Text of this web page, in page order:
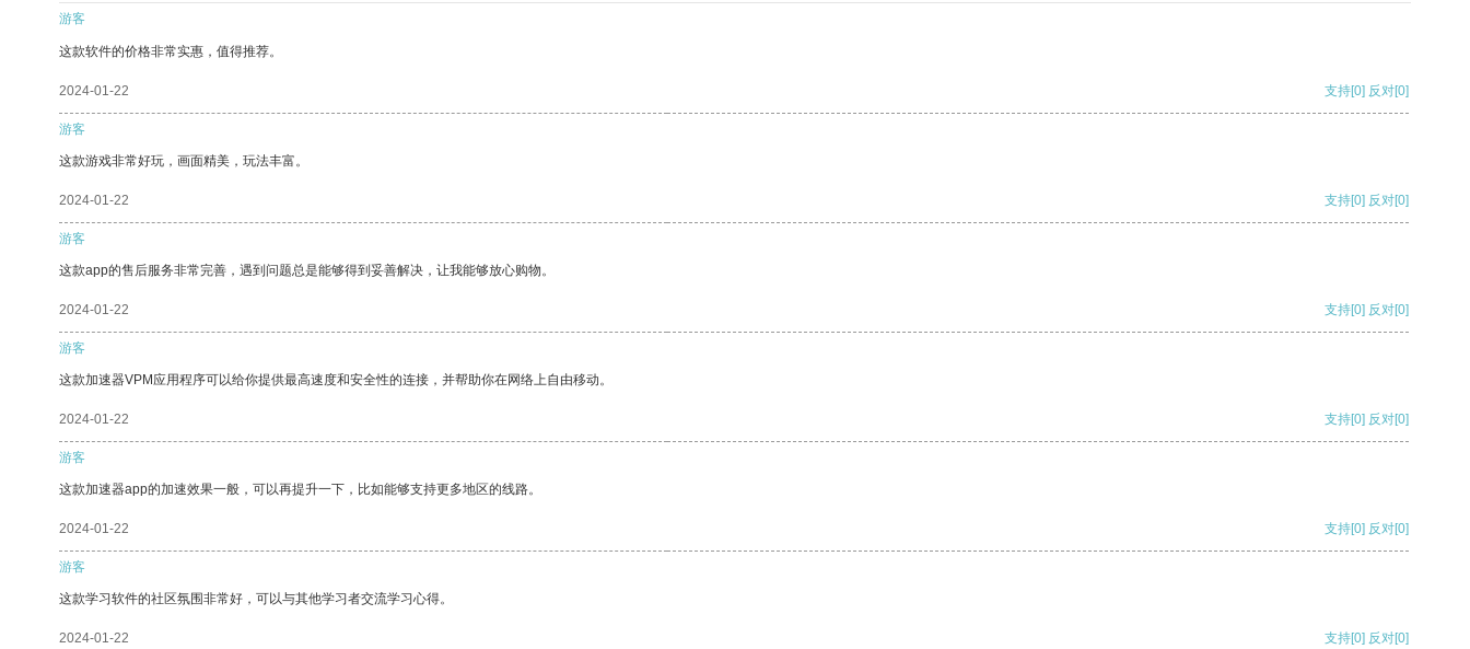
游客
这款软件的价格非常实惠，值得推荐。
2024-01-22 支持[0] 反对[0]
游客
这款游戏非常好玩，画面精美，玩法丰富。
2024-01-22 支持[0] 反对[0]
游客
这款app的售后服务非常完善，遇到问题总是能够得到妥善解决，让我能够放心购物。
2024-01-22 支持[0] 反对[0]
游客
这款加速器VPM应用程序可以给你提供最高速度和安全性的连接，并帮助你在网络上自由移动。
2024-01-22 支持[0] 反对[0]
游客
这款加速器app的加速效果一般，可以再提升一下，比如能够支持更多地区的线路。
2024-01-22 支持[0] 反对[0]
游客
这款学习软件的社区氛围非常好，可以与其他学习者交流学习心得。
2024-01-22 支持[0] 反对[0]